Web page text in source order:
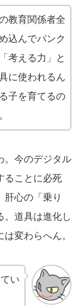
教育関係者全
込んでパンク
考える力」と
に使われるん
子を育てるの
。今のデジタル
ることに必死
肝心の「乗り
。道具は進化し
変わらへん。
い